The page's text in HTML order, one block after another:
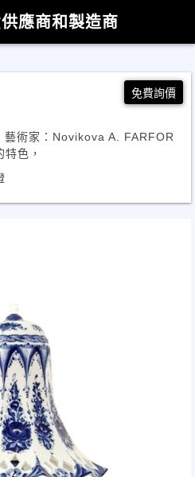
應商和製造商
免費詢價
術家：Novikova A. FARFOR
色，